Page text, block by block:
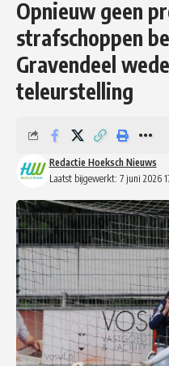
Opnieuw geen
strafschoppen
Gravendeel
teleurstelling
Laatst bijgewerkt: 7 juni 2026
Redactie Hoeksch Nieuws